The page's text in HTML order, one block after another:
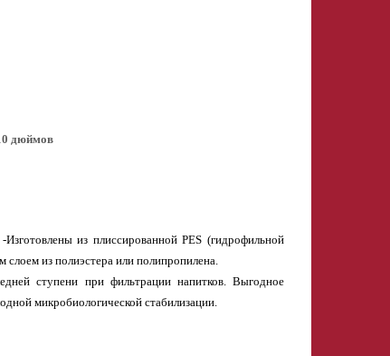
дюймов
из плиссированной PES (гидрофильной
из полиэстера или полипропилена.
ступени при фильтрации напитков. Выгодное
микробиологической стабилизации.